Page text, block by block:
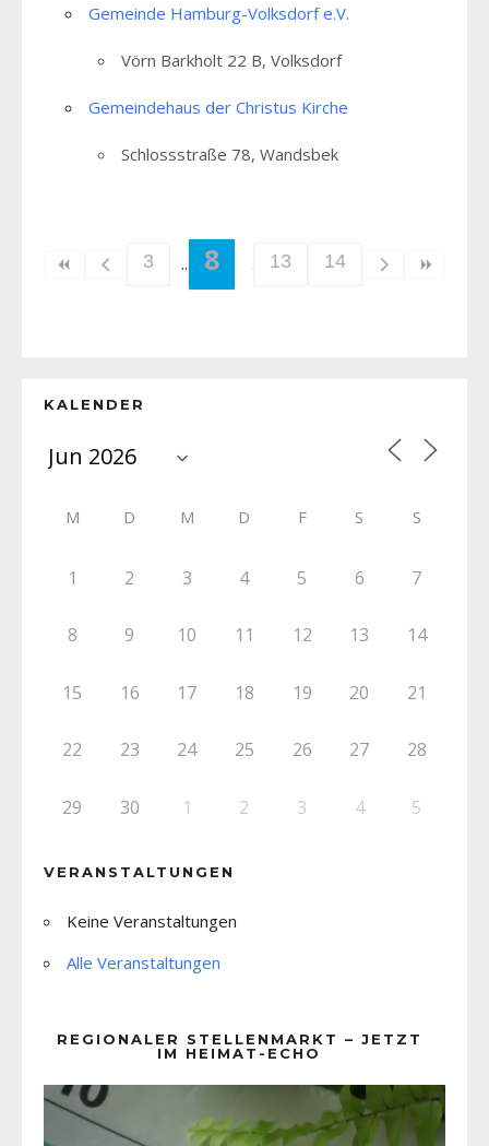
Gemeinde Hamburg-Volksdorf e.V.
Vörn Barkholt 22 B, Volksdorf
Gemeindehaus der Christus Kirche
Schlossstraße 78, Wandsbek
3 8 13 14
KALENDER
M D M D F S S
1 2 3 4 5 6 7
8 9 10 11 12 13 14
15 16 17 18 19 20 21
22 23 24 25 26 27 28
29 30 1 2 3 4 5
VERANSTALTUNGEN
Keine Veranstaltungen
Alle Veranstaltungen
REGIONALER STELLENMARKT – JETZT
IM HEIMAT-ECHO
Player